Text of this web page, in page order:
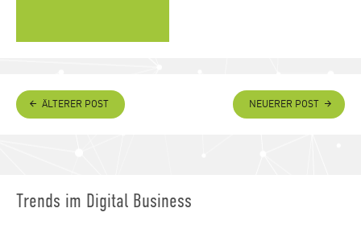
ÄLTERER POST NEUERER POST
Trends im Digital Business